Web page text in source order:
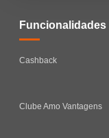
Funcionalidades
Cashback
Clube Amo Vantagens